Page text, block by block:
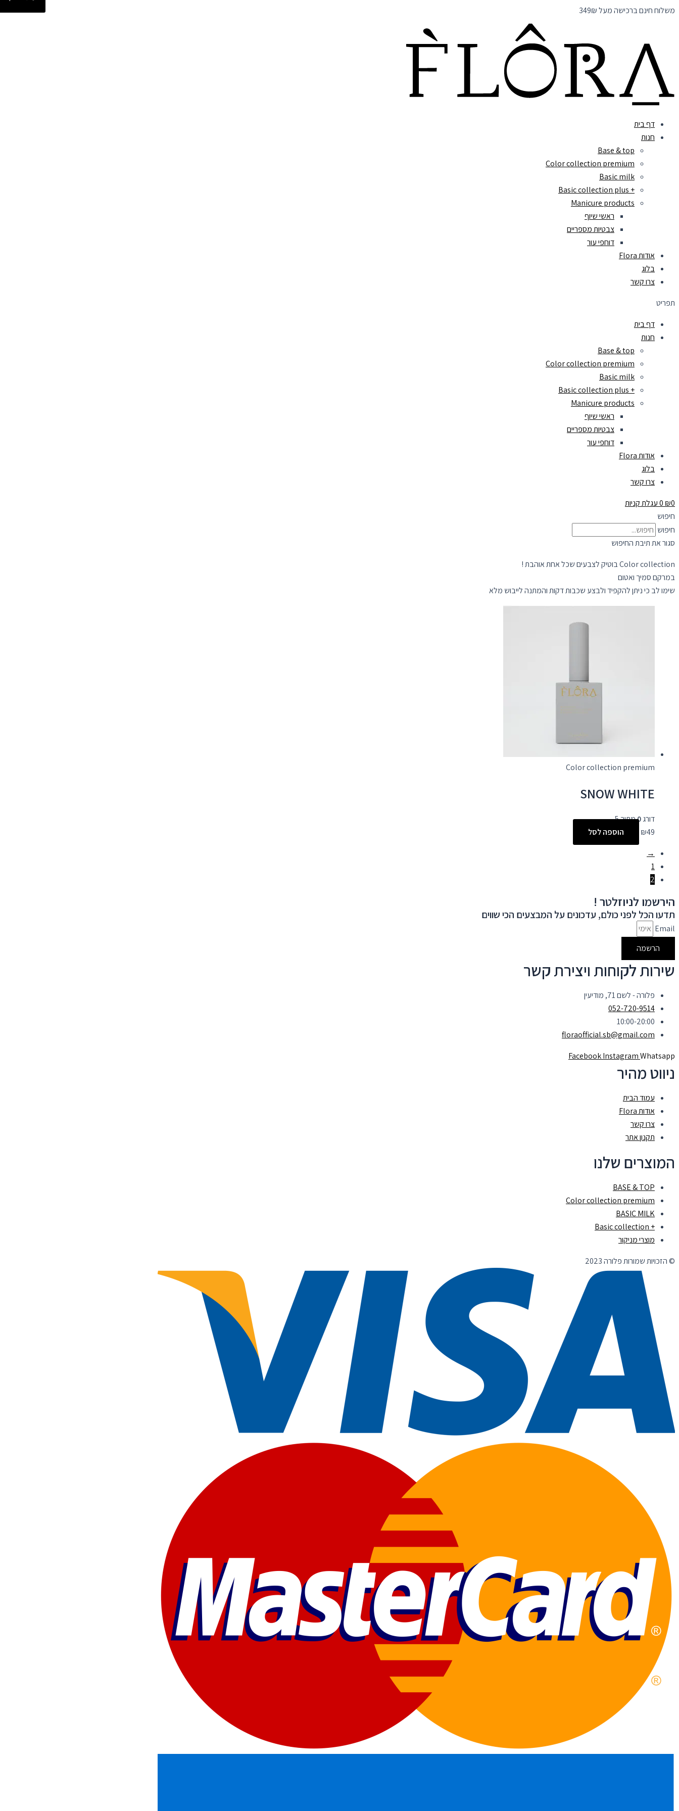
משלוח חינם ברכישה מעל 349₪
דף בית
חנות
Base & top
Color collection premium
Basic milk
+ Basic collection plus
Manicure products
ראשי שיוף
צבטיות מספריים
דוחפי עור
אודות Flora
בלוג
צרו קשר
תפריט
דף בית
חנות
Base & top
Color collection premium
Basic milk
+ Basic collection plus
Manicure products
ראשי שיוף
צבטיות מספריים
דוחפי עור
אודות Flora
בלוג
צרו קשר
₪0
0עגלת קניות
חיפוש
חיפוש
סגור את תיבת החיפוש
Color collection בוטיק לצבעים שכל אחת אוהבת !
במרקם סמיך ואטום
שימו לב כי ניתן להקפיד ולבצע שכבות דקות והמתנה לייבוש מלא
Color collection premium
SNOW WHITE
דורג0מתוך 5
₪49
הוספה לסל
→
1
2
הירשמו לניוזלטר !
תדעו הכל לפני כולם, עדכונים על המבצעים הכי שווים
Email
הרשמה
שירות לקוחות ויצירת קשר
פלורה - לשם 71, מודיעין
052-720-9514
10:00-20:00
floraofficial.sb@gmail.com
FacebookInstagramWhatsapp
ניווט מהיר
עמוד הבית
אודות Flora
צרו קשר
תקנון אתר
המוצרים שלנו
BASE & TOP
Color collection premium
BASIC MILK
+ Basic collection
מוצרי מניקור
© הזכויות שמורות פלורה 2023